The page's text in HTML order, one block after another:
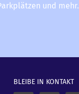
und mehr.
BLEIBE IN KONTAKT